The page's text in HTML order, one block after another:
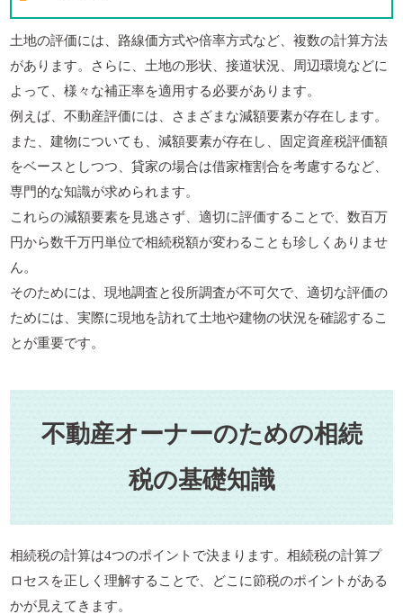
土地の評価には、路線価方式や倍率方式など、複数の計算方法
があります。さらに、土地の形状、接道状況、周辺環境などに
よって、様々な補正率を適用する必要があります。
例えば、不動産評価には、さまざまな減額要素が存在します。
また、建物についても、減額要素が存在し、固定資産税評価額
をベースとしつつ、貸家の場合は借家権割合を考慮するなど、
専門的な知識が求められます。
これらの減額要素を見逃さず、適切に評価することで、数百万
円から数千万円単位で相続税額が変わることも珍しくありませ
ん。
そのためには、現地調査と役所調査が不可欠で、適切な評価の
ためには、実際に現地を訪れて土地や建物の状況を確認するこ
とが重要です。
不動産オーナーのための相続
税の基礎知識
相続税の計算は4つのポイントで決まります。相続税の計算プ
ロセスを正しく理解することで、どこに節税のポイントがある
かが見えてきます。